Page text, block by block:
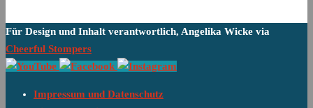
Für Design und Inhalt verantwortlich, Angelika Wicke via
Cheerful Stompers
Impressum und Datenschutz